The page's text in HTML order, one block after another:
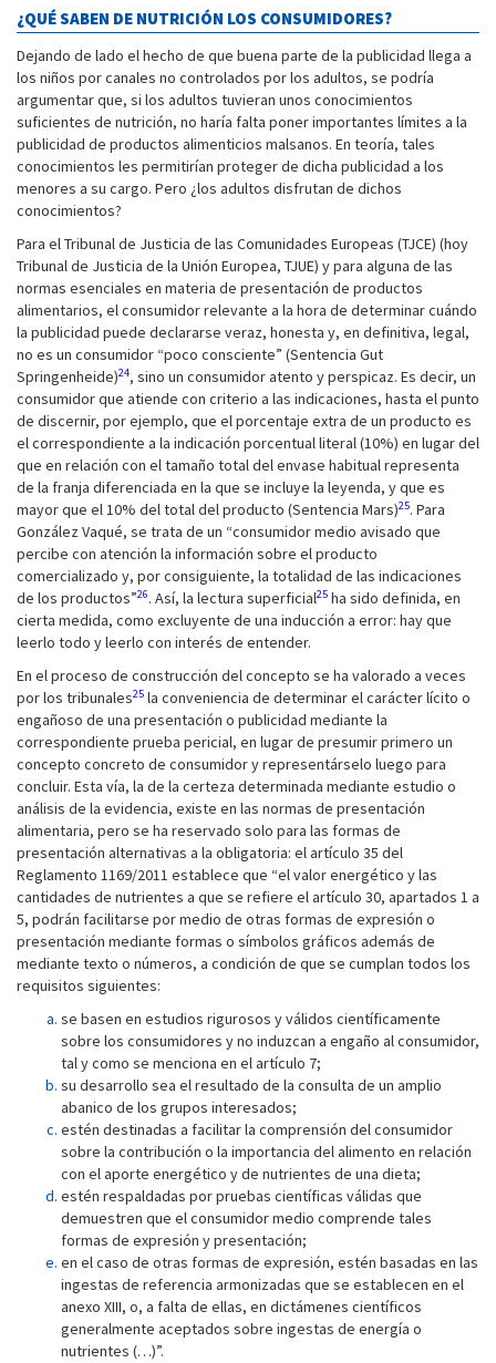
¿QUÉ SABEN DE NUTRICIÓN LOS CONSUMIDORES?
Dejando de lado el hecho de que buena parte de la publicidad llega a
los niños por canales no controlados por los adultos, se podría
argumentar que, si los adultos tuvieran unos conocimientos
suficientes de nutrición, no haría falta poner importantes límites a la
publicidad de productos alimenticios malsanos. En teoría, tales
conocimientos les permitirían proteger de dicha publicidad a los
menores a su cargo. Pero ¿los adultos disfrutan de dichos
conocimientos?
Para el Tribunal de Justicia de las Comunidades Europeas (TJCE) (hoy
Tribunal de Justicia de la Unión Europea, TJUE) y para alguna de las
normas esenciales en materia de presentación de productos
alimentarios, el consumidor relevante a la hora de determinar cuándo
la publicidad puede declararse veraz, honesta y, en definitiva, legal,
no es un consumidor “poco consciente” (Sentencia Gut
Springenheide)24, sino un consumidor atento y perspicaz. Es decir, un
consumidor que atiende con criterio a las indicaciones, hasta el punto
de discernir, por ejemplo, que el porcentaje extra de un producto es
el correspondiente a la indicación porcentual literal (10%) en lugar del
que en relación con el tamaño total del envase habitual representa
de la franja diferenciada en la que se incluye la leyenda, y que es
mayor que el 10% del total del producto (Sentencia Mars)25. Para
González Vaqué, se trata de un “consumidor medio avisado que
percibe con atención la información sobre el producto
comercializado y, por consiguiente, la totalidad de las indicaciones
de los productos”26. Así, la lectura superficial25 ha sido definida, en
cierta medida, como excluyente de una inducción a error: hay que
leerlo todo y leerlo con interés de entender.
En el proceso de construcción del concepto se ha valorado a veces
por los tribunales25 la conveniencia de determinar el carácter lícito o
engañoso de una presentación o publicidad mediante la
correspondiente prueba pericial, en lugar de presumir primero un
concepto concreto de consumidor y representárselo luego para
concluir. Esta vía, la de la certeza determinada mediante estudio o
análisis de la evidencia, existe en las normas de presentación
alimentaria, pero se ha reservado solo para las formas de
presentación alternativas a la obligatoria: el artículo 35 del
Reglamento 1169/2011 establece que “el valor energético y las
cantidades de nutrientes a que se refiere el artículo 30, apartados 1 a
5, podrán facilitarse por medio de otras formas de expresión o
presentación mediante formas o símbolos gráficos además de
mediante texto o números, a condición de que se cumplan todos los
requisitos siguientes:
se basen en estudios rigurosos y válidos científicamente
sobre los consumidores y no induzcan a engaño al consumidor,
tal y como se menciona en el artículo 7;
su desarrollo sea el resultado de la consulta de un amplio
abanico de los grupos interesados;
estén destinadas a facilitar la comprensión del consumidor
sobre la contribución o la importancia del alimento en relación
con el aporte energético y de nutrientes de una dieta;
estén respaldadas por pruebas científicas válidas que
demuestren que el consumidor medio comprende tales
formas de expresión y presentación;
en el caso de otras formas de expresión, estén basadas en las
ingestas de referencia armonizadas que se establecen en el
anexo XIII, o, a falta de ellas, en dictámenes científicos
generalmente aceptados sobre ingestas de energía o
nutrientes (…)”.